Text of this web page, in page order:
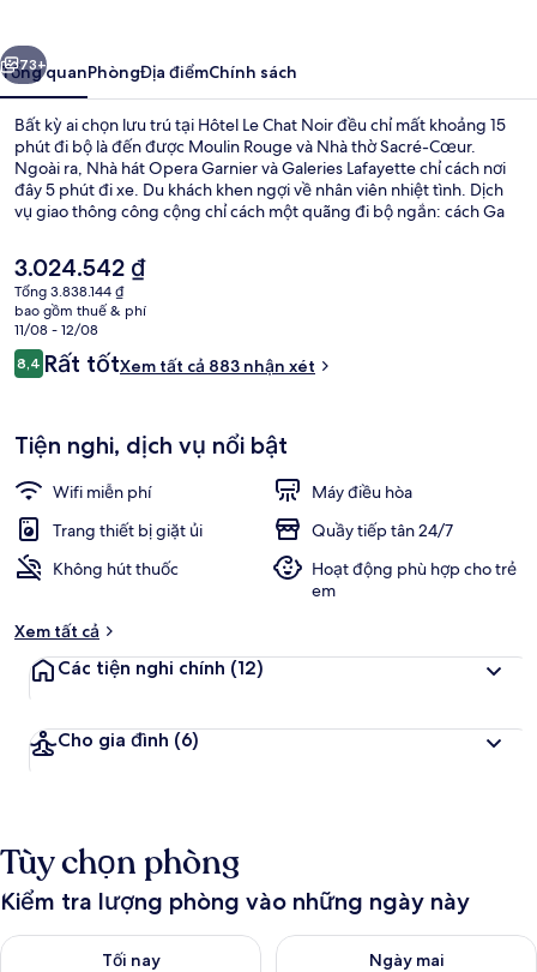
Tiếp
73+
Tổng quanPhòngĐịa điểmChính sách
Bất kỳ ai chọn lưu trú tại Hôtel Le Chat Noir đều chỉ mất khoảng 15
phút đi bộ là đến được Moulin Rouge và Nhà thờ Sacré-Cœur.
Ngoài ra, Nhà hát Opera Garnier và Galeries Lafayette chỉ cách nơi
đây 5 phút đi xe. Du khách khen ngợi về nhân viên nhiệt tình. Dịch
vụ giao thông công cộng chỉ cách một quãng đi bộ ngắn: cách Ga
Giá
hiện
tại
là
3.024.542 ₫
3.024.542 ₫
Tổng 3.838.144 ₫
bao gồm thuế & phí
11/08 - 12/08
Nhận
xét
8,48,4 trên 10,
Rất tốtXem tất cả 883 nhận xét
Tiện nghi, dịch vụ nổi bật
Wifi miễn phí
Máy điều hòa
Trang thiết bị giặt ủi
Quầy tiếp tân 24/7
Không hút thuốc
Hoạt động phù hợp cho trẻ
em
Xem tất cả
Các tiện nghi chính (12)
Cho gia đình (6)
Tùy chọn phòng
Kiểm tra lượng phòng vào những ngày này
Tối nay
Kiểm tra lượng phòng tối nay từ thg 8 8 - thg 8 9
Ngày mai
Kiểm tra lượng phòng ngày